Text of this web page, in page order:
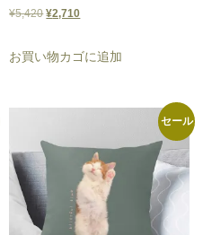
¥5,420元
価
は
た。
¥2,710現
の
格
¥2,710
で
す。
お買い物カゴに追加
セール